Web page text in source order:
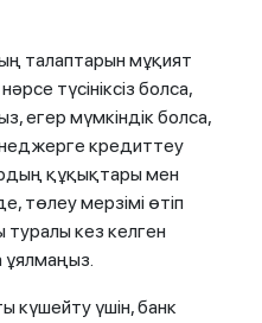
талаптарын мұқият
түсініксіз болса,
егер мүмкіндік болса,
кредиттеу
құқықтары мен
төлеу мерзімі өтіп
кез келген
ұялмаңыз.
үшін, банк